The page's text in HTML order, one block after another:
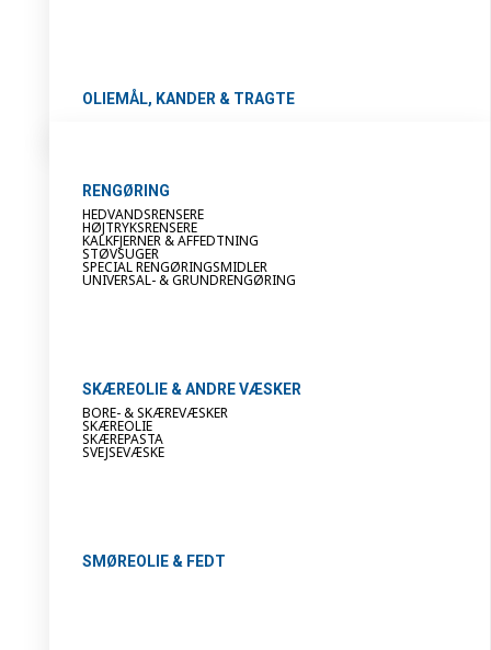
OLIEMÅL, KANDER & TRAGTE
RENGØRING
HEDVANDSRENSERE
HØJTRYKSRENSERE
KALKFJERNER & AFFEDTNING
STØVSUGER
SPECIAL RENGØRINGSMIDLER
UNIVERSAL- & GRUNDRENGØRING
SKÆREOLIE & ANDRE VÆSKER
BORE- & SKÆREVÆSKER
SKÆREOLIE
SKÆREPASTA
SVEJSEVÆSKE
SMØREOLIE & FEDT